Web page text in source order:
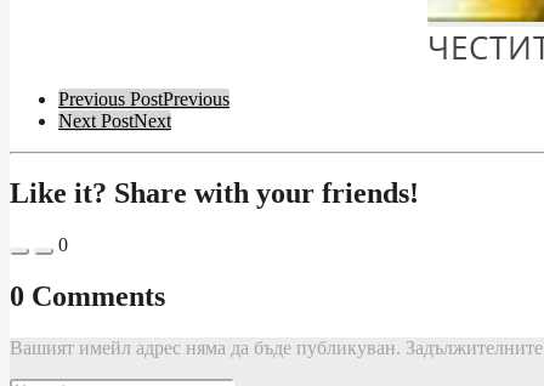
Post
Pagination
Previous PostPrevious
Next PostNext
Like it? Share with your friends!
0
0 Comments
Вашият имейл адрес няма да бъде публикуван.